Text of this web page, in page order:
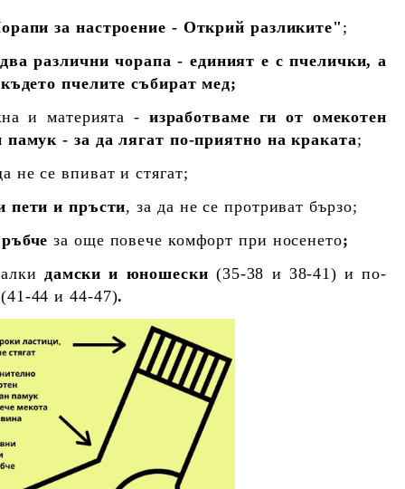
за настроение - Открий разликите" ;
различни чорапа - единият е с пчелички, а
пчелите събират мед;
и материята - изработваме ги от омекотен
памук - за да лягат по-приятно на краката;
не се впиват и стягат;
пети и пръсти, за да не се протриват бързо;
ръбчеза още повече комфорт при носенето;
дамски и юношески (35-38 и 38-41) и по-
(41-44 и 44-47).